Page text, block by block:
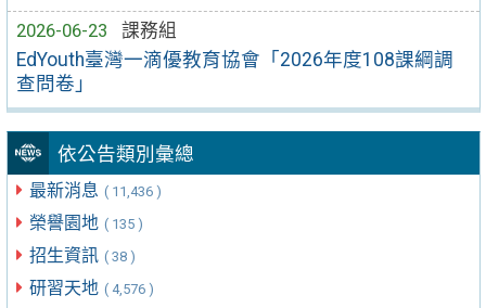
2026-06-23
課務組
EdYouth臺灣一滴優教育協會「2026年度108課綱調
查問卷」
依公告類別彙總
最新消息 ( 11,436 )
榮譽園地 ( 135 )
招生資訊 ( 38 )
研習天地 ( 4,576 )